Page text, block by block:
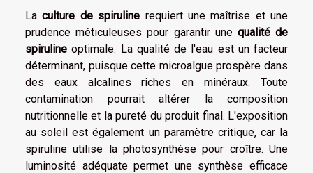
Laculture de spiruline requiert une maîtrise et une
prudence méticuleuses pour garantir une qualité de
spiruline optimale. La qualité de l'eau est un facteur
déterminant, puisque cette microalgue prospère dans
des eaux alcalines riches en minéraux. Toute
contamination pourrait altérer la composition
nutritionnelle et la pureté du produit final. L'exposition
au soleil est également un paramètre critique, car la
spiruline utilise la photosynthèse pour croître. Une
luminosité adéquate permet une synthèse efficace